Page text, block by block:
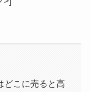
どこに売ると高